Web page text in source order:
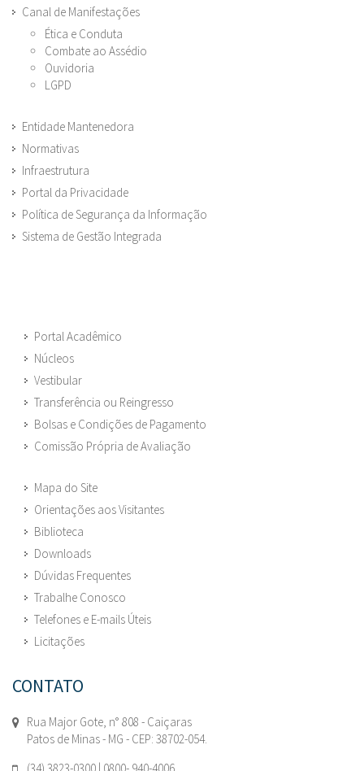
Canal de Manifestações
Ética e Conduta
Combate ao Assédio
Ouvidoria
LGPD
Entidade Mantenedora
Normativas
Infraestrutura
Portal da Privacidade
Política de Segurança da Informação
Sistema de Gestão Integrada
Portal Acadêmico
Núcleos
Vestibular
Transferência ou Reingresso
Bolsas e Condições de Pagamento
Comissão Própria de Avaliação
Mapa do Site
Orientações aos Visitantes
Biblioteca
Downloads
Dúvidas Frequentes
Trabalhe Conosco
Telefones e E-mails Úteis
Licitações
CONTATO
Rua Major Gote, n° 808 - Caiçaras
Patos de Minas - MG - CEP: 38702-054.